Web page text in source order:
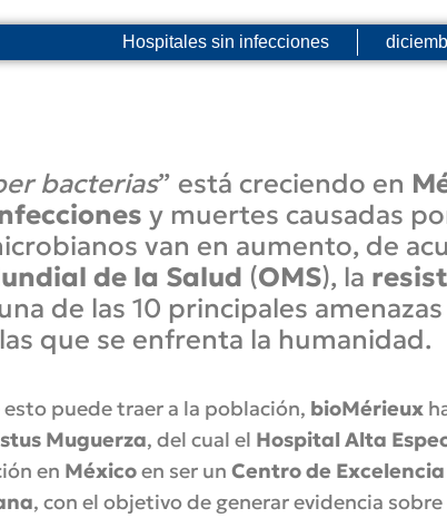
Hospitales sin infecciones
bacterias” está creciendo en
y muertes causadas
van en aumento, de
de la Salud (OMS), la
de las 10 principales
que se enfrenta la humanidad.
puede traer a la población, bioMérieux
Muguerza, del cual el Hospital Alta
en Méxicoen ser un Centro de
, con el objetivo de generar evidencia